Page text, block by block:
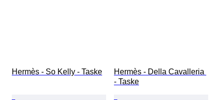
Hermès - So Kelly - Taske
Hermès - Della Cavalleria
- Taske